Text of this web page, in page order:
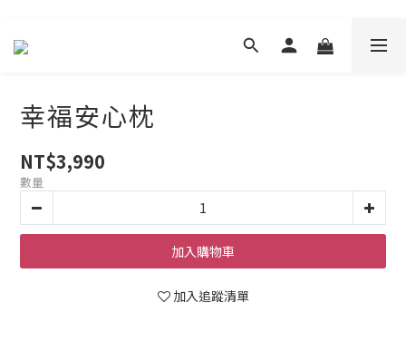
幸福安心枕
NT$3,990
數量
加入購物車
加入追蹤清單